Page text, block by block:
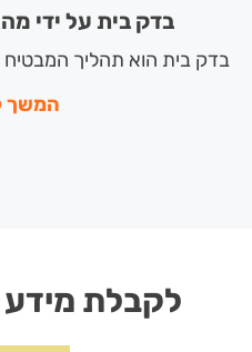
בדק בית על ידי
בדק בית הוא תהליך
המשך
לקבלת